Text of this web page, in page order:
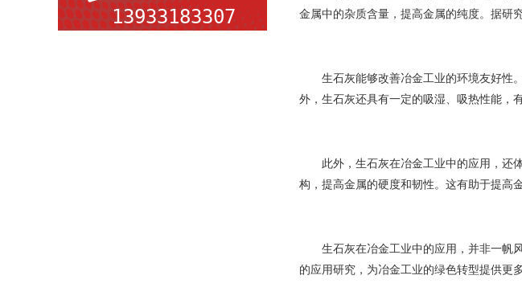
13933183307
金属中的杂质含量，提高金属的纯度。据研
生石灰能够改善冶金工业的环境友好性
外，生石灰还具有一定的吸湿、吸热性能，
此外，生石灰在冶金工业中的应用，还
构，提高金属的硬度和韧性。这有助于提高
生石灰在冶金工业中的应用，并非一帆
的应用研究，为冶金工业的绿色转型提供更